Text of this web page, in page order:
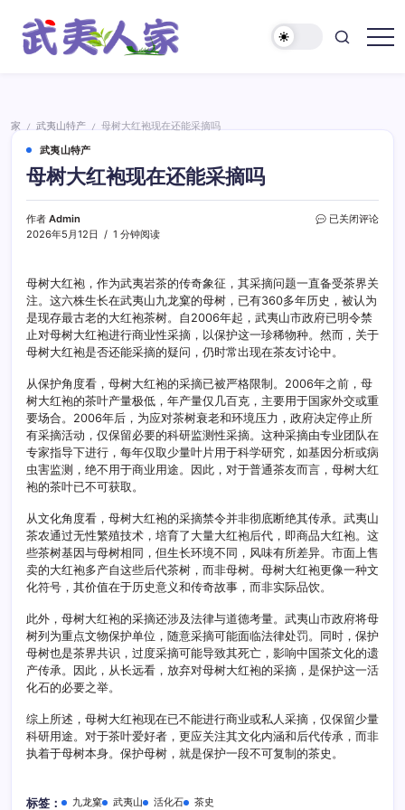
家
家 / 武夷山特产 /
母树大红袍现在还能采摘吗
武夷山特产
母树大红袍现在还能采摘吗
作者 Admin
2026年5月12日
1 分钟阅读
母
袍
在
还
能
采
吗
已关闭评论
母树大红袍，作为武夷岩茶的传奇象征，其采摘问题一直备受茶界关
注。这六株生长在武夷山九龙窠的母树，已有360多年历史，被认为
是现存最古老的大红袍茶树。自2006年起，武夷山市政府已明令禁
止对母树大红袍进行商业性采摘，以保护这一珍稀物种。然而，关于
母树大红袍是否还能采摘的疑问，仍时常出现在茶友讨论中。
从保护角度看，母树大红袍的采摘已被严格限制。2006年之前，母
树大红袍的茶叶产量极低，年产量仅几百克，主要用于国家外交或重
要场合。2006年后，为应对茶树衰老和环境压力，政府决定停止所
有采摘活动，仅保留必要的科研监测性采摘。这种采摘由专业团队在
专家指导下进行，每年仅取少量叶片用于科学研究，如基因分析或病
虫害监测，绝不用于商业用途。因此，对于普通茶友而言，母树大红
袍的茶叶已不可获取。
从文化角度看，母树大红袍的采摘禁令并非彻底断绝其传承。武夷山
茶农通过无性繁殖技术，培育了大量大红袍后代，即商品大红袍。这
些茶树基因与母树相同，但生长环境不同，风味有所差异。市面上售
卖的大红袍多产自这些后代茶树，而非母树。母树大红袍更像一种文
化符号，其价值在于历史意义和传奇故事，而非实际品饮。
此外，母树大红袍的采摘还涉及法律与道德考量。武夷山市政府将母
树列为重点文物保护单位，随意采摘可能面临法律处罚。同时，保护
母树也是茶界共识，过度采摘可能导致其死亡，影响中国茶文化的遗
产传承。因此，从长远看，放弃对母树大红袍的采摘，是保护这一活
化石的必要之举。
综上所述，母树大红袍现在已不能进行商业或私人采摘，仅保留少量
科研用途。对于茶叶爱好者，更应关注其文化内涵和后代传承，而非
执着于母树本身。保护母树，就是保护一段不可复制的茶史。
标签： 九龙窠 武夷山 活化石 茶史